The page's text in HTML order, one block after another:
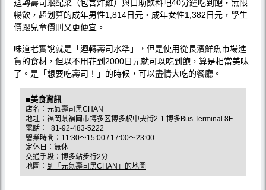
迴轉壽司跟配菜（包含炸雞）與自助飲料吧40分鐘吃到飽・無限
暢飲，超划算的成年男性1,814日元・成年女性1,382日元，學生
價跟兒童價則又更便宜。
味道老實說就是「迴轉壽司水準」，但是使用從長濱鮮魚市場進
貨的食材，但以不用花到2000日元就可以吃到飽，算是相當美味
了。是「想要吃壽司！」的時候，可以盡情大吃的餐廳。
■美食資訊
店名：元氣壽司黑CHAN
地址：福岡県福岡市博多区博多駅中央街2-1 博多Bus Terminal 8F
電話：+81-92-483-5222
營業時間：11:30～15:00 / 17:00～23:00
定休日：無休
交通手段：博多站步行2分
地圖： 到「元氣壽司黑CHAN」的地圖